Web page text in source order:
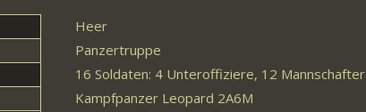
Heer
Panzertruppe
16 Soldaten: 4 Unteroffiziere, 12 Mannschafter
Kampfpanzer Leopard 2A6M